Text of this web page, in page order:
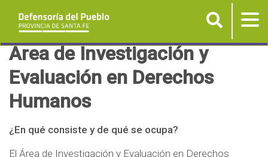
P
Buscar
Área de Investigación y
Evaluación en Derechos
Humanos
¿En qué consiste y de qué se ocupa?
El Área de Investigación y Evaluación en Derechos